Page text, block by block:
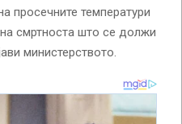
просечните температури
смртноста што се должи
министерството.